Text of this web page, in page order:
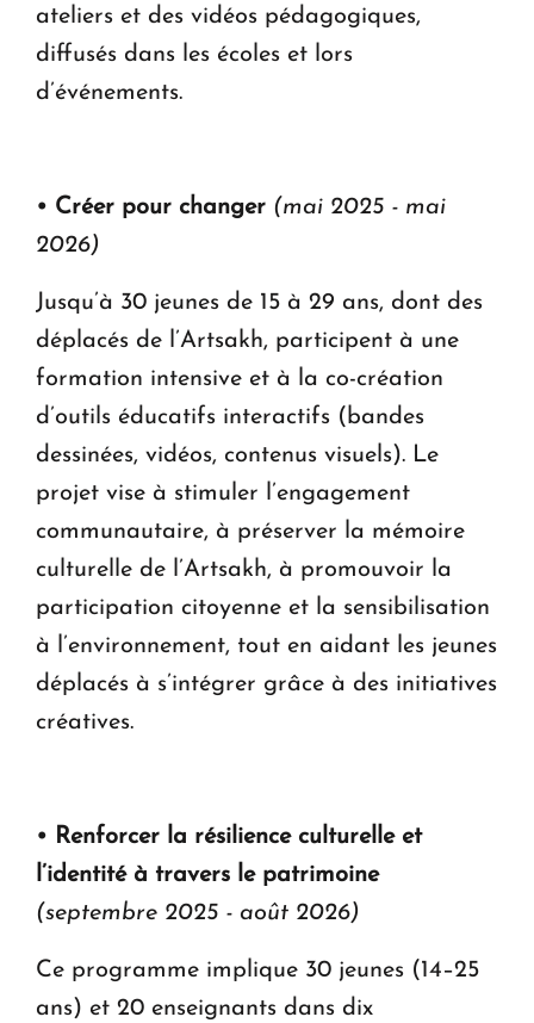
ateliers et des vidéos pédagogiques,
diffusés dans les écoles et lors
d’événements.
• Créer pour changer (mai 2025 - mai
2026)
Jusqu’à 30 jeunes de 15 à 29 ans, dont des
déplacés de l’Artsakh, participent à une
formation intensive et à la co-création
d’outils éducatifs interactifs (bandes
dessinées, vidéos, contenus visuels). Le
projet vise à stimuler l’engagement
communautaire, à préserver la mémoire
culturelle de l’Artsakh, à promouvoir la
participation citoyenne et la sensibilisation
à l’environnement, tout en aidant les jeunes
déplacés à s’intégrer grâce à des initiatives
créatives.
• Renforcer la résilience culturelle et
l’identité à travers le patrimoine
(septembre 2025 - août 2026)
Ce programme implique 30 jeunes (14–25
ans) et 20 enseignants dans dix